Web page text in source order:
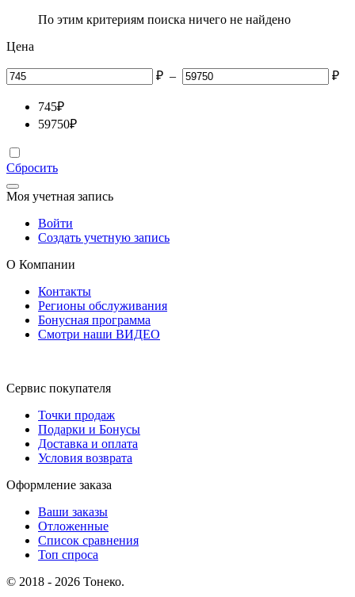
По этим критериям поиска ничего не найдено
Цена
₽ – ₽
745₽
59750₽
Сбросить
Моя учетная запись
Войти
Создать учетную запись
О Компании
Контакты
Регионы обслуживания
Бонусная программа
Смотри наши ВИДЕО
Сервис покупателя
Точки продаж
Подарки и Бонусы
Доставка и оплата
Условия возврата
Оформление заказа
Ваши заказы
Отложенные
Список сравнения
Топ спроса
© 2018 - 2026 Тонеко.